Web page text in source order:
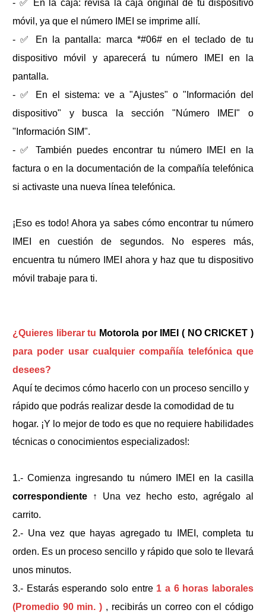
- ✅ En la caja: revisa la caja original de tu dispositivo
móvil, ya que el número IMEI se imprime allí.
- ✅ En la pantalla: marca *#06# en el teclado de tu
dispositivo móvil y aparecerá tu número IMEI en la
pantalla.
- ✅ En el sistema: ve a "Ajustes" o "Información del
dispositivo" y busca la sección "Número IMEI" o
"Información SIM".
- ✅ También puedes encontrar tu número IMEI en la
factura o en la documentación de la compañía telefónica
si activaste una nueva línea telefónica.
¡Eso es todo! Ahora ya sabes cómo encontrar tu número
IMEI en cuestión de segundos. No esperes más,
encuentra tu número IMEI ahora y haz que tu dispositivo
móvil trabaje para ti.
¿Quieres liberar tu Motorola por IMEI ( NO CRICKET )
para poder usar cualquier compañía telefónica que
desees?
Aquí te decimos cómo hacerlo con un proceso sencillo y
rápido que podrás realizar desde la comodidad de tu
hogar. ¡Y lo mejor de todo es que no requiere habilidades
técnicas o conocimientos especializados!:
1.- Comienza ingresando tu número IMEI en la casilla
correspondiente ↑ Una vez hecho esto, agrégalo al
carrito.
2.- Una vez que hayas agregado tu IMEI, completa tu
orden. Es un proceso sencillo y rápido que solo te llevará
unos minutos.
3.- Estarás esperando solo entre 1 a 6 horas laborales
(Promedio 90 min. ) , recibirás un correo con el código